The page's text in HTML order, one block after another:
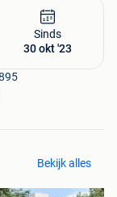
Sinds
30 okt '23
Bekijk alles